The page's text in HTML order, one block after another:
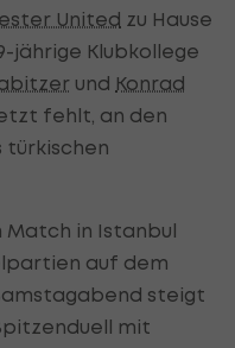
United zu Hause
jährige Klubkollege
und Konrad
fehlt, an den
türkischen
Match in Istanbul
auf dem
steigt
mit